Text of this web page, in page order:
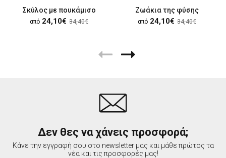
Σκύλος με πουκάμισο
από 24,10€ 34,40€
Ζωάκια της φύσης
από 24,10€ 34,40€
Δεν θες να χάνεις προσφορά;
Κάνε την εγγραφή σου στο newsletter μας και μάθε πρώτος τα
νέα και τις προσφορές μας!